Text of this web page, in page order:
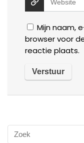
Mijn naam,
browser voor
reactie plaats.